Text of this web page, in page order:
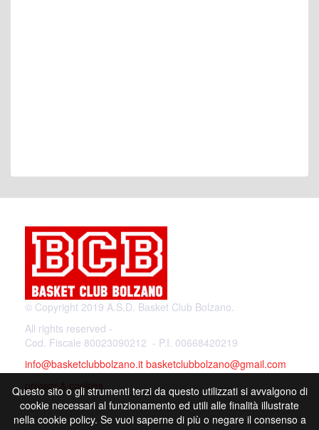
© Copyright 2019 A.S.D. Basket Club Bolzano.
All rights reserved -
Cod. Fiscale 80023090212 - P.I. 00668420219
info@basketclubbolzano.it basketclubbolzano@gmail.com
privacy & cookies
Questo sito o gli strumenti terzi da questo utilizzati si avvalgono di
cookie necessari al funzionamento ed utili alle finalità illustrate
nella cookie policy. Se vuoi saperne di più o negare il consenso a